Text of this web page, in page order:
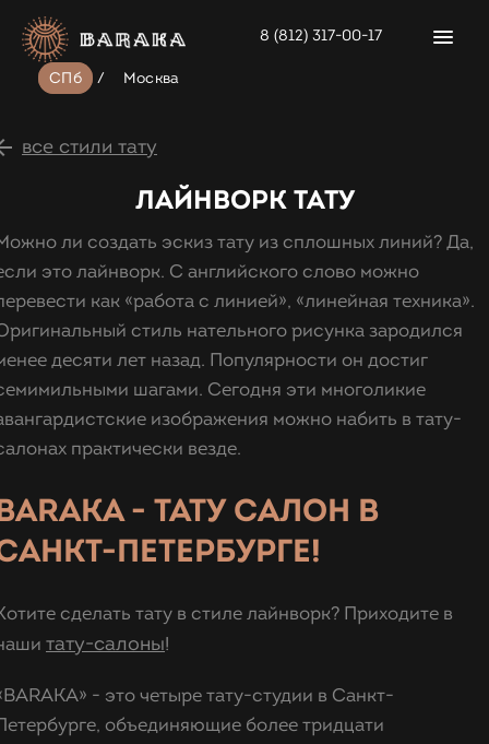
8 (812) 317-00-17
СПб / Москва
все стили тату
ЛАЙНВОРК ТАТУ
ли создать эскиз тату из сплошных линий? Да,
это лайнворк. С английского слово можно
как «работа с линией», «линейная техника».
стиль нательного рисунка зародился
десяти лет назад. Популярности он достиг
шагами. Сегодня эти многоликие
изображения можно набить в тату-
практически везде.
- ТАТУ САЛОН В
ПЕТЕРБУРГЕ!
сделать тату в стиле лайнворк? Приходите в
тату-салоны!
- это четыре тату-студии в Санкт-
объединяющие более тридцати